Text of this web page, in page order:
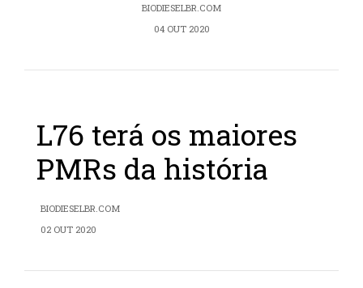
BIODIESELBR.COM
04 OUT 2020
L76 terá os maiores
PMRs da história
BIODIESELBR.COM
02 OUT 2020